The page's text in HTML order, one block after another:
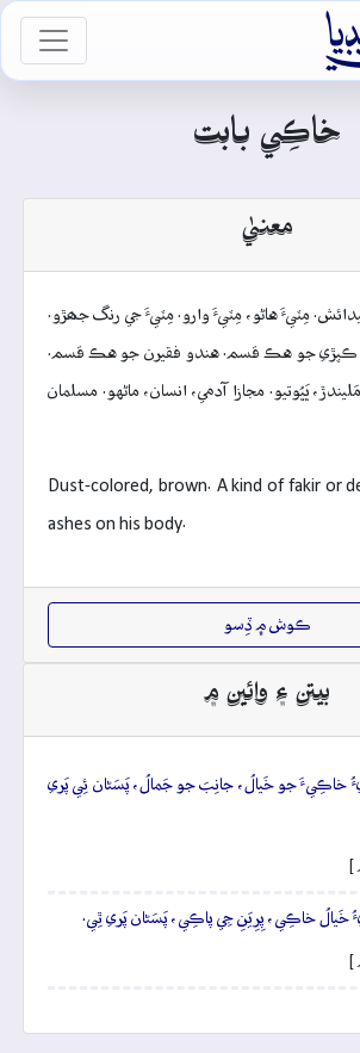
خاڪِي بابت
معنيٰ
مِٽيءَ هاڻو، مِٽيءَ وارو. مِٽيءَ جي رنگ جھڙو.
جو هڪ قسم. هندو فقيرن جو هڪ قسم.
ڀَڀُوتيو. مجازا آدمي، انسان، ماڻهو. مسلمان
Dust-colored, brown. A kind of fakir or
ashes on his body.
ڪوش ۾ ڏِسو
بيتن ۽ وائين ۾
خاڪِيءَ جو خَيالُ، جانِبَ جو جَمالُ، پَسَڻان ئِي پَري
خَيالُ خاڪِي، پِرِيَنِ جِي پاڪِي، پَسَڻان پَري ٿِي.